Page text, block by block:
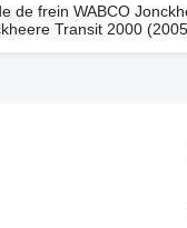
de frein WABCO
Transit 2000